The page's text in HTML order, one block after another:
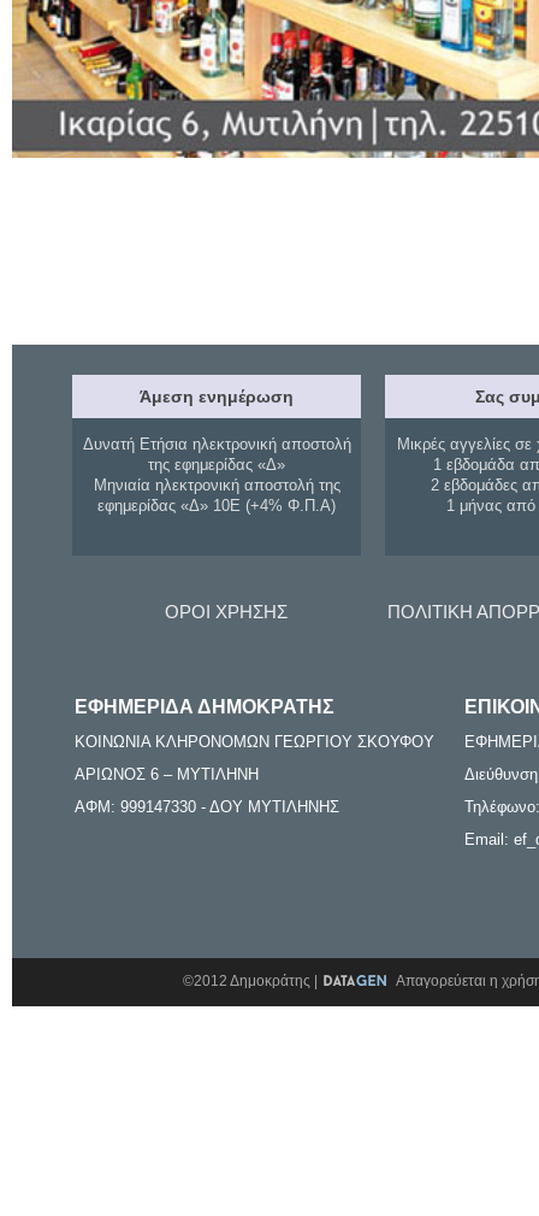
Άμεση ενημέρωση
Δυνατή Ετήσια ηλεκτρονική αποστολή
της εφημερίδας «Δ»
Μηνιαία ηλεκτρονική αποστολή της
εφημερίδας «Δ» 10Ε (+4% Φ.Π.Α)
Σας
Μικρές αγγελίες σε
1 εβδομάδα
2 εβδομάδες
1 μήνας
ΟΡΟΙ ΧΡΗΣΗΣ ΠΟΛΙΤΙΚΗ
ΕΦΗΜΕΡΙΔΑ ΔΗΜΟΚΡΑΤΗΣ
ΚΟΙΝΩΝΙΑ ΚΛΗΡΟΝΟΜΩΝ ΓΕΩΡΓΙΟΥ ΣΚΟΥΦΟΥ
ΑΡΙΩΝΟΣ 6 – ΜΥΤΙΛΗΝΗ
ΑΦΜ: 999147330 - ΔΟΥ ΜΥΤΙΛΗΝΗΣ
Email:
©2012 Δημοκράτης | Απαγορεύεται η